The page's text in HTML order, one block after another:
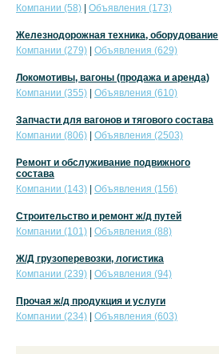
Компании (58)
Объявления (173)
Железнодорожная техника, оборудование
Компании (279)
Объявления (629)
Локомотивы, вагоны (продажа и аренда)
Компании (355)
Объявления (610)
Запчасти для вагонов и тягового состава
Компании (806)
Объявления (2503)
Ремонт и обслуживание подвижного
состава
Компании (143)
Объявления (156)
Строительство и ремонт ж/д путей
Компании (101)
Объявления (88)
Ж/Д грузоперевозки, логистика
Компании (239)
Объявления (94)
Прочая ж/д продукция и услуги
Компании (234)
Объявления (603)